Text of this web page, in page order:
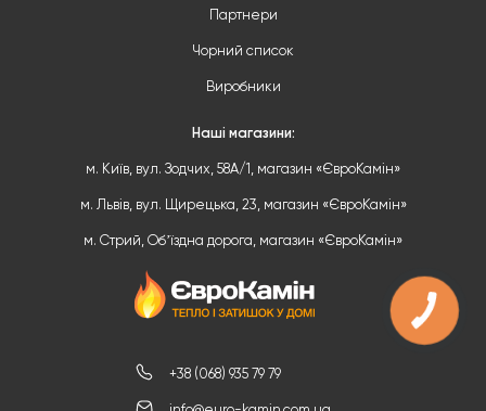
+38 (068) 935 79 79
Партнери
Чорний список
Виробники
Наші магазини:
м. Київ, вул. Зодчих, 58А/1, магазин «ЄвроКамін»
м. Львів, вул. Щирецька, 23, магазин «ЄвроКамін»
м. Стрий, Обʼїздна дорога, магазин «ЄвроКамін»